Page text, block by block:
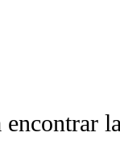
encontrar